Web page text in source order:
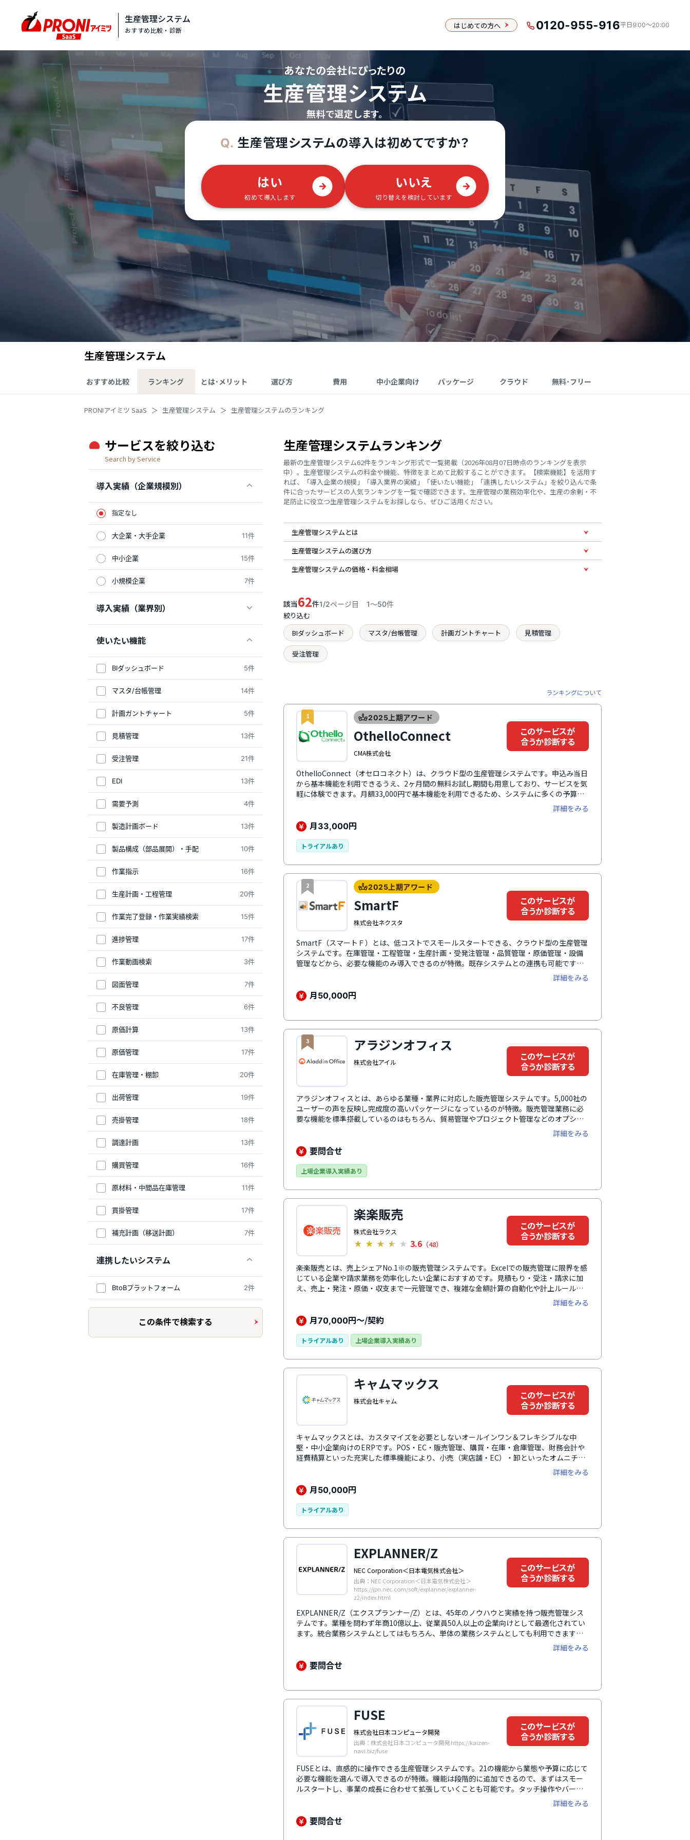
生産管理システム
おすすめ比較・診断 はじめての方へ 0120-955-916平日9:00〜20:00
あなたの会社にぴったりの
生産管理システム
無料で選定します。
Q. 生産管理システムの導入は初めてですか？
はい
初めて導入します
いいえ
切り替えを検討しています
生産管理システム
おすすめ比較 ランキング とは･メリット 選び方 費用 中小企業向け パッケージ クラウド 無料･フリー
PRONIアイミツ SaaS 生産管理システム 生産管理システムのランキング
サービスを絞り込む
Search by Service
導入実績（企業規模別）
指定なし
大企業・大手企業 11件
中小企業 15件
小規模企業 7件
導入実績（業界別）
使いたい機能
BIダッシュボード 5件
マスタ/台帳管理 14件
計画ガントチャート 5件
見積管理 13件
受注管理 21件
EDI 13件
需要予測 4件
製造計画ボード 13件
製品構成（部品展開）・手配 10件
作業指示 16件
生産計画・工程管理 20件
作業完了登録・作業実績検索 15件
進捗管理 17件
作業動画検索 3件
図面管理 7件
不良管理 6件
原価計算 13件
原価管理 17件
在庫管理・棚卸 20件
出荷管理 19件
売掛管理 18件
調達計画 13件
購買管理 16件
原材料・中間品在庫管理 11件
買掛管理 17件
補充計画（移送計画） 7件
連携したいシステム
BtoBプラットフォーム 2件
この条件で検索する
生産管理システムランキング
最新の生産管理システム62件をランキング形式で一覧掲載（2026年08月07日時点のランキングを表示
中）。生産管理システムの料金や機能、特徴をまとめて比較することができます。【検索機能】を活用す
れば、「導入企業の規模」「導入業界の実績」「使いたい機能」「連携したいシステム」を絞り込んで条
件に合ったサービスの人気ランキングを一覧で確認できます。生産管理の業務効率化や、生産の余剰・不
足防止に役立つ生産管理システムをお探しなら、ぜひご活用ください。
生産管理システムとは
生産管理システムの選び方
生産管理システムの価格・料金相場
該当62件1/2ページ目 1〜50件
絞り込む
BIダッシュボード
マスタ/台帳管理 計画ガントチャート 見積管理
受注管理
ランキングについて
1 2025上期アワード
OthelloConnect
CMA株式会社
このサービスが
合うか診断する
OthelloConnect（オセロコネクト）は、クラウド型の生産管理システムです。申込み当日
から基本機能を利用できるうえ、2ヶ月間の無料お試し期間も用意しており、サービスを気
軽に体験できます。月額33,000円で基本機能を利用できるため、システムに多くの予算を
割くことが難しい中小企業でも無理なく導入が可能です。さらに、400種類以上の豊富な機
能から業務に必要なものだけを月単位で選んで利用できます。導入時だけでなく、運用開
始後も柔軟にカスタマイズできる点も大きな特徴です。
詳細をみる
月33,000円
トライアルあり
2 2025上期アワード
SmartF
株式会社ネクスタ
このサービスが
合うか診断する
SmartF（スマートＦ）とは、低コストでスモールスタートできる、クラウド型の生産管理
システムです。在庫管理・工程管理・生産計画・受発注管理・品質管理・原価管理・設備
管理などから、必要な機能のみ導入できるのが特徴。既存システムとの連携も可能です。
現場改善ノウハウを持つ担当者がトライアルから導入支援を行い、課題に応じた使い方を
提案。生産管理システムが初めてのユーザーも多数利用中で、シンプルで使いやすい操作
性と高いサポート力が評価されています。手書き・エクセルでの作業を改善したい、バー
コード管理を導入したい、工数を削減したい、ヒューマンエラーをなくしたい、属人的な
詳細をみる
月50,000円
3 アラジンオフィス
株式会社アイル
このサービスが
合うか診断する
アラジンオフィスとは、あらゆる業種・業界に対応した販売管理システムです。5,000社の
ユーザーの声を反映し完成度の高いパッケージになっているのが特徴。販売管理業務に必
要な機能を標準搭載しているのはもちろん、貿易管理やプロジェクト管理などのオプショ
ン機能も多数提供しており、自社に合わせて選択できます。外部システムとの連携実績も
豊富。アラジンオフィスのデータを会計システムに連携するなどにより、データ二重登録
の手間や誤登録のリスクがなくなり、業務効率化を実現できます。
詳細をみる
要問合せ
上場企業導入実績あり
楽楽販売
株式会社ラクス
★ ★ ★ ★ ★ 3.6 （48）
このサービスが
合うか診断する
楽楽販売とは、売上シェアNo.1※の販売管理システムです。Excelでの販売管理に限界を感
じている企業や請求業務を効率化したい企業におすすめです。見積もり・受注・請求に加
え、売上・発注・原価・収支まで一元管理でき、複雑な金額計算の自動化や計上ルールに
も柔軟に対応します。さらに、案件・プロジェクト別の収支も可視化できるため、販売管
理業務全体の効率化と収支管理の強化につながります。※デロイト トーマツ ミック経済研
究所「クラウド型販売管理システムの市場の実態と展望」（ミックITリポート2025年2月
号：https://mic-r.co.jp/micit/2025/）より
詳細をみる
月70,000円～/契約
トライアルあり 上場企業導入実績あり
キャムマックス
株式会社キャム
このサービスが
合うか診断する
キャムマックスとは、カスタマイズを必要としないオールインワン＆フレキシブルな中
堅・中小企業向けのERPです。POS・EC・販売管理、購買・在庫・倉庫管理、財務会計や
経費精算といった充実した標準機能により、小売（実店舗・EC）・卸といったオムニチャ
ネルの受注・出荷、在庫・倉庫、顧客・商品をカスタマイズすることなく一元管理できま
す。ECカート・モールやPOS・OMS・WMS・帳票・送り状などの各種外部サービスとの
API連携が豊富なため、拡張性の高い運用を簡単に行うことができます。このような充実し
た標準機能・外部連携を備えながら価格は月額7万円（税抜）/ 5ユーザ分からと、圧倒的な
コストパフォーマンスが魅力です。
詳細をみる
月50,000円
トライアルあり
EXPLANNER/Z
NEC Corporation＜日本電気株式会社＞
出典：NEC Corporation＜日本電気株式会社＞
https://jpn.nec.com/soft/explanner/explanner-
z2/index.html
このサービスが
合うか診断する
EXPLANNER/Z（エクスプランナー/Z）とは、45年のノウハウと実績を持つ販売管理シス
テムです。業種を問わず年商10億以上、従業員50人以上の企業向けとして最適化されてい
ます。統合業務システムとしてはもちろん、単体の業務システムとしても利用できます。
企業に合わせて6種類の基本システムの中から特定のシステムを組み合わせることも可能で
す。優秀な分析機能「ハイパーグリッド」で業務を可視化します。消費税の改正や軽減税
率など法改正にもスピーディに対応しており、長期的に安定して利用できます。
詳細をみる
要問合せ
FUSE
株式会社日本コンピュータ開発
出典：株式会社日本コンピュータ開発 https://kaizen-
navi.biz/fuse
このサービスが
合うか診断する
FUSEとは、直感的に操作できる生産管理システムです。21の機能から業態や予算に応じて
必要な機能を選んで導入できるのが特徴。機能は段階的に追加できるので、まずはスモー
ルスタートし、事業の成長に合わせて拡張していくことも可能です。タッチ操作やバーコ
ード入力を積極的に採用しており操作が簡単なので、システムに不慣れな方がいる現場で
も安心して利用できます。計画立案をサポートする計画ボードは2種類用意されており、自
社の業態などに合わせて選択可能。いずれも簡単操作・視覚的に進捗状況を把握でき業務
効率化に役立ちます。
詳細をみる
要問合せ